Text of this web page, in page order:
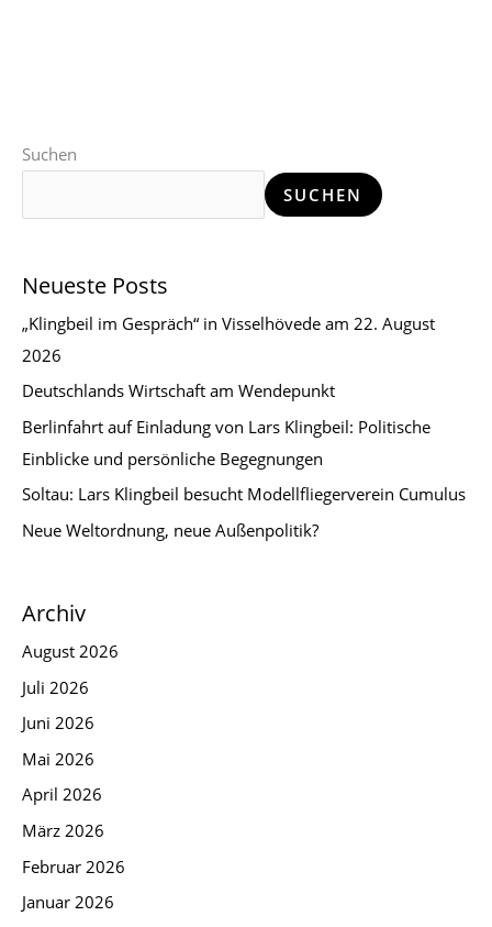
Suchen
SUCHEN
Neueste Posts
„Klingbeil im Gespräch“ in Visselhövede am 22. August
2026
Deutschlands Wirtschaft am Wendepunkt
Berlinfahrt auf Einladung von Lars Klingbeil: Politische
Einblicke und persönliche Begegnungen
Soltau: Lars Klingbeil besucht Modellfliegerverein Cumulus
Neue Weltordnung, neue Außenpolitik?
Archiv
August 2026
Juli 2026
Juni 2026
Mai 2026
April 2026
März 2026
Februar 2026
Januar 2026